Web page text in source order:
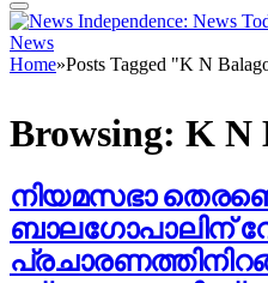
Home»Posts Tagged "K N
Browsing: K N
നിയമസഭാ
ബാലഗോപാലിന്